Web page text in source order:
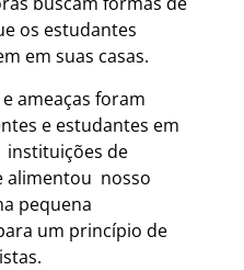
os estudantes
em suas casas.
ameaças foram
e estudantes em
instituições de
alimentou nosso
pequena
um princípio de